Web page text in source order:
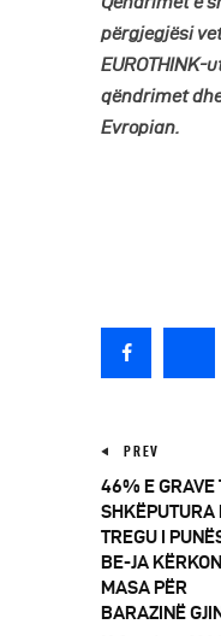
përgjegjësi
EUROTHINK-
qëndrimet
Evropian.
PREV
46% E GRAVE
SHKËPUTURA
TREGU I
BE-JA KËRKON
MASA PËR
BARAZINË